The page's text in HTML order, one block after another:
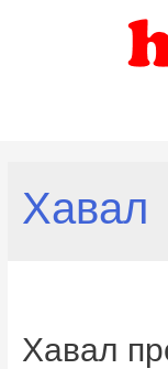
Хавал
Хавал